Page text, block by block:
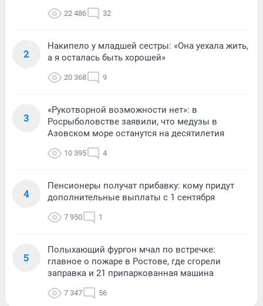
22 486 32
2
Накипело у младшей сестры: «Она уехала жить,
а я осталась быть хорошей»
20 368 9
3
«Рукотворной возможности нет»: в
Росрыболовстве заявили, что медузы в
Азовском море останутся на десятилетия
10 395 4
4
Пенсионеры получат прибавку: кому придут
дополнительные выплаты с 1 сентября
7 950 1
5
Полыхающий фургон мчал по встречке:
главное о пожаре в Ростове, где сгорели
заправка и 21 припаркованная машина
7 347 56